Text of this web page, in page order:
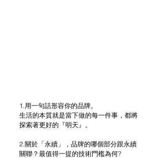
1.用一句話形容你的品牌。
生活的本質就是當下做的每一件事，都將
探索著更好的『明天』。
2.關於「永續」，品牌的哪個部分跟永續
關聯？最值得一提的技術門檻為何?